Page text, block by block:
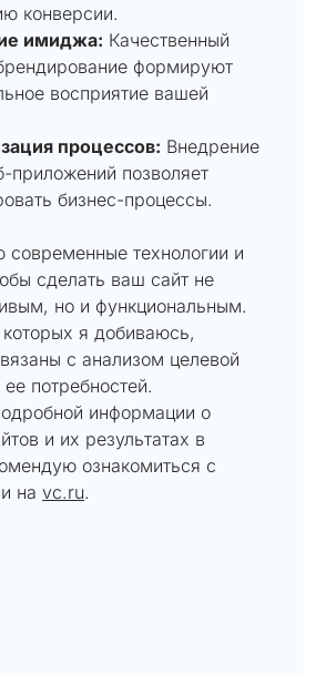
конверсии.
имиджа: Качественный
формируют
восприятие вашей
процессов: Внедрение
приложений позволяет
бизнес-процессы.
современные технологии и
сделать ваш сайт не
но и функциональным.
которых я добиваюсь,
с анализом целевой
потребностей.
информации о
и их результатах в
ознакомиться с
на vc.ru.